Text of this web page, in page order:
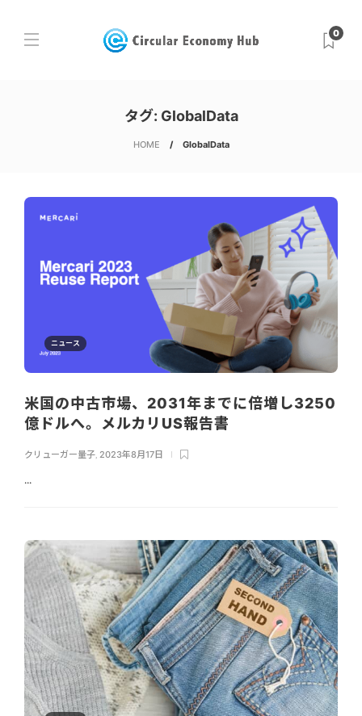
0
タグ: GlobalData
HOME GlobalData
ニュース
米国の中古市場、2031年までに倍増し3250
億ドルへ。メルカリUS報告書
クリューガー量子, 2023年8月17日
...